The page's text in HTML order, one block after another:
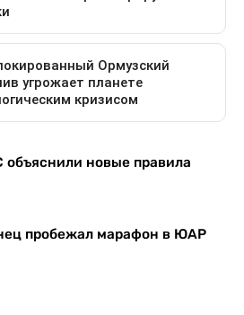
объяснили новые правила
пробежал марафон в ЮАР